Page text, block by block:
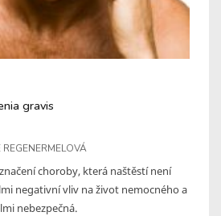
gravis
REGENERMELOVÁ
choroby, která naštěstí není
negativní vliv na život nemocného a
nebezpečná.